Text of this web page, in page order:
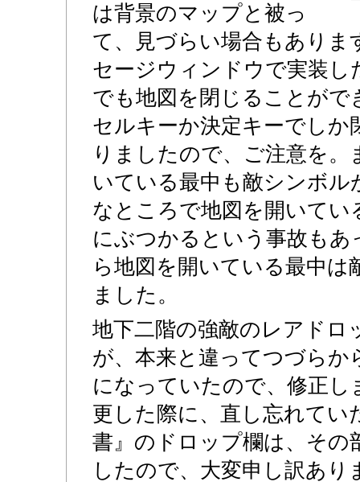
は背景のマップと被っ
て、見づらい場合もあり
セージウィンドウで実装し
でも地図を閉じることが
セルキーか決定キーでし
りましたので、ご注意を。
いている最中も敵シンボル
なところで地図を開いてい
にぶつかるという事故も
ら地図を開いている最中は
ました。
地下二階の強敵のレアドロ
が、本来と違ってつづらか
になっていたので、修正し
更した際に、直し忘れてい
書』のドロップ欄は、その
したので、大変申し訳あ